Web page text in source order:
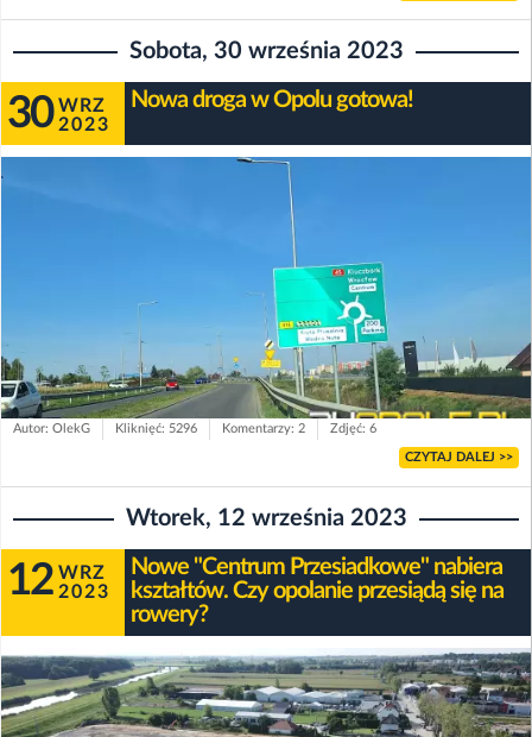
Sobota, 30 września 2023
30 WRZ
2023
Nowa droga w Opolu gotowa!
Autor: OlekG Kliknięć: 5296 Komentarzy: 2 Zdjęć: 6
CZYTAJ DALEJ >>
Wtorek, 12 września 2023
12 WRZ
2023
Nowe "Centrum Przesiadkowe" nabiera
kształtów. Czy opolanie przesiądą się na
rowery?